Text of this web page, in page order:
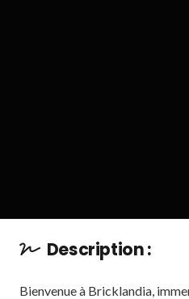
Description :
Bienvenue à Bricklandia,